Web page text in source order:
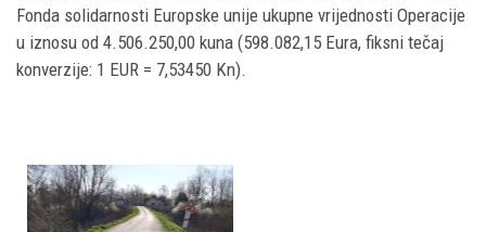
Fonda solidarnosti Europske unije ukupne vrijednosti Operacije
u iznosu od 4.506.250,00 kuna (598.082,15 Eura, fiksni tečaj
konverzije: 1 EUR = 7,53450 Kn).